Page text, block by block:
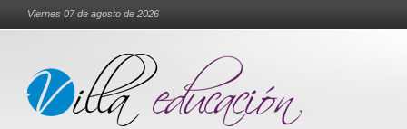
Viernes 07 de agosto de 2026